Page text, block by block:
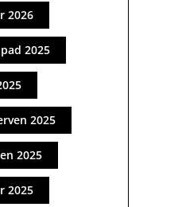
2026
2025
2025
2025
2025